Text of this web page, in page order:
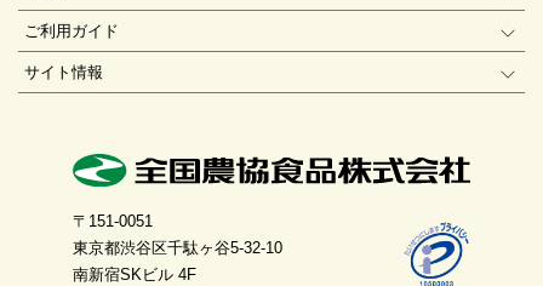
ご利用ガイド
サイト情報
〒151-0051
東京都渋谷区千駄ヶ谷5-32-10
南新宿SKビル 4F